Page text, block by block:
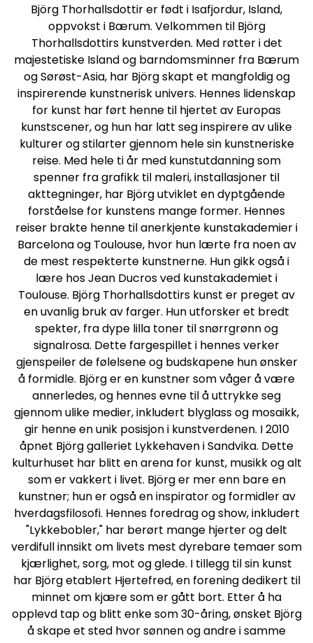
Björg Thorhallsdottir er født i Isafjordur, Island,
oppvokst i Bærum. Velkommen til Björg
Thorhallsdottirs kunstverden. Med røtter i det
majestetiske Island og barndomsminner fra Bærum
og Sørøst-Asia, har Björg skapt et mangfoldig og
inspirerende kunstnerisk univers. Hennes lidenskap
for kunst har ført henne til hjertet av Europas
kunstscener, og hun har latt seg inspirere av ulike
kulturer og stilarter gjennom hele sin kunstneriske
reise. Med hele ti år med kunstutdanning som
spenner fra grafikk til maleri, installasjoner til
akttegninger, har Björg utviklet en dyptgående
forståelse for kunstens mange former. Hennes
reiser brakte henne til anerkjente kunstakademier i
Barcelona og Toulouse, hvor hun lærte fra noen av
de mest respekterte kunstnerne. Hun gikk også i
lære hos Jean Ducros ved kunstakademiet i
Toulouse. Björg Thorhallsdottirs kunst er preget av
en uvanlig bruk av farger. Hun utforsker et bredt
spekter, fra dype lilla toner til snørrgrønn og
signalrosa. Dette fargespillet i hennes verker
gjenspeiler de følelsene og budskapene hun ønsker
å formidle. Björg er en kunstner som våger å være
annerledes, og hennes evne til å uttrykke seg
gjennom ulike medier, inkludert blyglass og mosaikk,
gir henne en unik posisjon i kunstverdenen. I 2010
åpnet Björg galleriet Lykkehaven i Sandvika. Dette
kulturhuset har blitt en arena for kunst, musikk og alt
som er vakkert i livet. Björg er mer enn bare en
kunstner; hun er også en inspirator og formidler av
hverdagsfilosofi. Hennes foredrag og show, inkludert
"Lykkebobler," har berørt mange hjerter og delt
verdifull innsikt om livets mest dyrebare temaer som
kjærlighet, sorg, mot og glede. I tillegg til sin kunst
har Björg etablert Hjertefred, en forening dedikert til
minnet om kjære som er gått bort. Etter å ha
opplevd tap og blitt enke som 30-åring, ønsket Björg
å skape et sted hvor sønnen og andre i samme